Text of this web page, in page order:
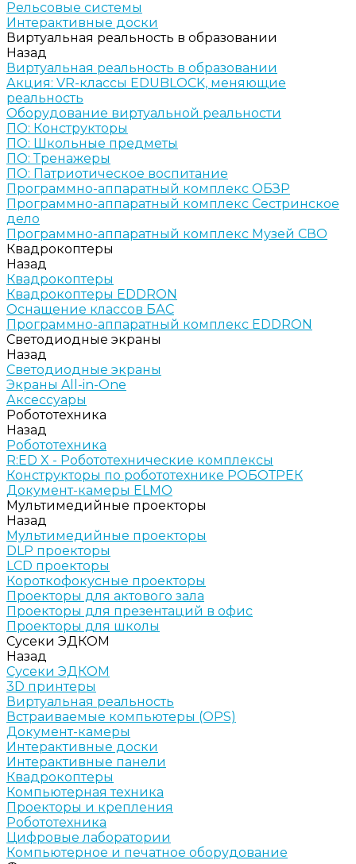
Рельсовые системы
Интерактивные доски
Виртуальная реальность в образовании
Назад
Виртуальная реальность в образовании
Акция: VR-классы EDUBLOCK, меняющие
реальность
Оборудование виртуальной реальности
ПО: Конструкторы
ПО: Школьные предметы
ПО: Тренажеры
ПО: Патриотическое воспитание
Программно-аппаратный комплекс ОБЗР
Программно-аппаратный комплекс Сестринское
дело
Программно-аппаратный комплекс Музей СВО
Квадрокоптеры
Назад
Квадрокоптеры
Квадрокоптеры EDDRON
Оснащение классов БАС
Программно-аппаратный комплекс EDDRON
Светодиодные экраны
Назад
Светодиодные экраны
Экраны All-in-One
Аксессуары
Робототехника
Назад
Робототехника
R:ED X - Робототехнические комплексы
Конструкторы по робототехнике РОБОТРЕК
Документ-камеры ELMO
Мультимедийные проекторы
Назад
Мультимедийные проекторы
DLP проекторы
LCD проекторы
Короткофокусные проекторы
Проекторы для актового зала
Проекторы для презентаций в офис
Проекторы для школы
Сусеки ЭДКОМ
Назад
Сусеки ЭДКОМ
3D принтеры
Виртуальная реальность
Встраиваемые компьютеры (OPS)
Документ-камеры
Интерактивные доски
Интерактивные панели
Квадрокоптеры
Компьютерная техника
Проекторы и крепления
Робототехника
Цифровые лаборатории
Компьютерное и печатное оборудование